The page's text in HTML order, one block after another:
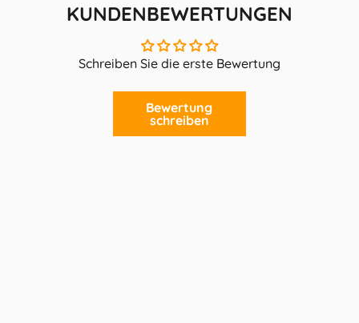
KUNDENBEWERTUNGEN
Schreiben Sie die erste Bewertung
Bewertung
schreiben